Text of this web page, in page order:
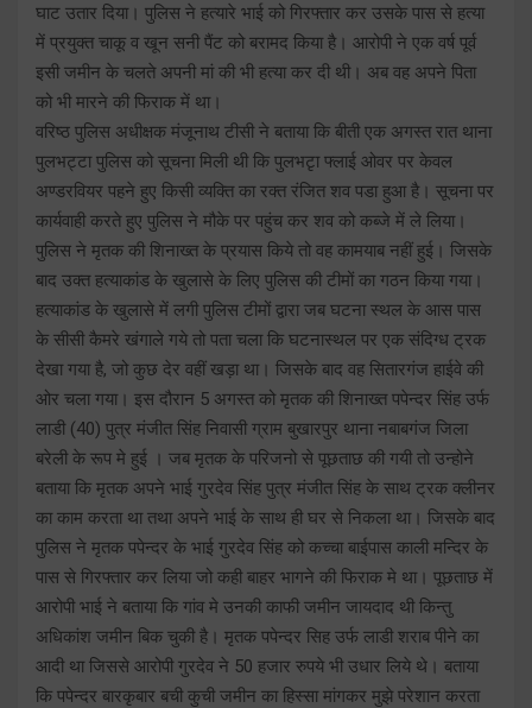
घाट उतार दिया। पुलिस ने हत्यारे भाई को गिरफ्तार कर उसके पास से हत्या
में प्रयुक्त चाकू व खून सनी पैंट को बरामद किया है। आरोपी ने एक वर्ष पूर्व
इसी जमीन के चलते अपनी मां की भी हत्या कर दी थी। अब वह अपने पिता
को भी मारने की फिराक में था।
वरिष्ठ पुलिस अधीक्षक मंजूनाथ टीसी ने बताया कि बीती एक अगस्त रात थाना
पुलभट्टा पुलिस को सूचना मिली थी कि पुलभटृा फ्लाई ओवर पर केवल
अण्डरवियर पहने हुए किसी व्यक्ति का रक्त रंजित शव पडा हुआ है। सूचना पर
कार्यवाही करते हुए पुलिस ने मौके पर पहुंच कर शव को कब्जे में ले लिया।
पुलिस ने मृतक की शिनाख्त के प्रयास किये तो वह कामयाब नहीं हुई। जिसके
बाद उक्त हत्याकांड के खुलासे के लिए पुलिस की टीमों का गठन किया गया।
हत्याकांड के खुलासे में लगी पुलिस टीमों द्वारा जब घटना स्थल के आस पास
के सीसी कैमरे खंगाले गये तो पता चला कि घटनास्थल पर एक संदिग्ध ट्रक
देखा गया है, जो कुछ देर वहीं खड़ा था। जिसके बाद वह सितारगंज हाईवे की
ओर चला गया। इस दौरान 5 अगस्त को मृतक की शिनाख्त पपेन्दर सिंह उर्फ
लाडी (40) पुत्र मंजीत सिंह निवासी ग्राम बुखारपुर थाना नबाबगंज जिला
बरेली के रूप मे हुई । जब मृतक के परिजनो से पूछताछ की गयी तो उन्होने
बताया कि मृतक अपने भाई गुरदेव सिंह पुत्र मंजीत सिंह के साथ ट्रक क्लीनर
का काम करता था तथा अपने भाई के साथ ही घर से निकला था। जिसके बाद
पुलिस ने मृतक पपेन्दर के भाई गुरदेव सिंह को कच्चा बाईपास काली मन्दिर के
पास से गिरफ्तार कर लिया जो कही बाहर भागने की फिराक मे था। पूछताछ में
आरोपी भाई ने बताया कि गांव मे उनकी काफी जमीन जायदाद थी किन्तु
अधिकांश जमीन बिक चुकी है। मृतक पपेन्दर सिह उर्फ लाडी शराब पीने का
आदी था जिससे आरोपी गुरदेव ने 50 हजार रुपये भी उधार लिये थे। बताया
कि पपेन्दर बारकृबार बची कुची जमीन का हिस्सा मांगकर मुझे परेशान करता